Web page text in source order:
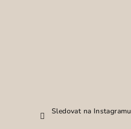
Sledovat na Instagramu